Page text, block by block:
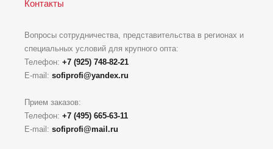
Контакты
Вопросы сотрудничества, представительства в регионах и
специальных условий для крупного опта:
Телефон: +7 (925) 748-82-21
E-mail: sofiprofi@yandex.ru
Прием заказов:
Телефон: +7 (495) 665-63-11
E-mail: sofiprofi@mail.ru